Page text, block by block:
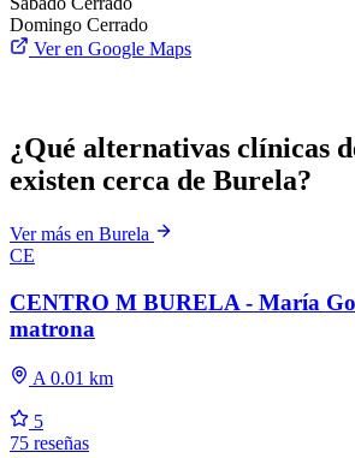
Domingo Cerrado
Ver en Google Maps
¿Qué alternativas clínicas
existen cerca de Burela?
Ver más en Burela
CE
CENTRO M BURELA - María
matrona
A 0.01 km
5
75 reseñas